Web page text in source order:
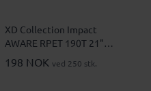
XD Collection Impact
AWARE RPET 190T 21"
Tofarget Mini Automatisk
Sammenleggbar Paraply
198 NOK ved 250 stk.